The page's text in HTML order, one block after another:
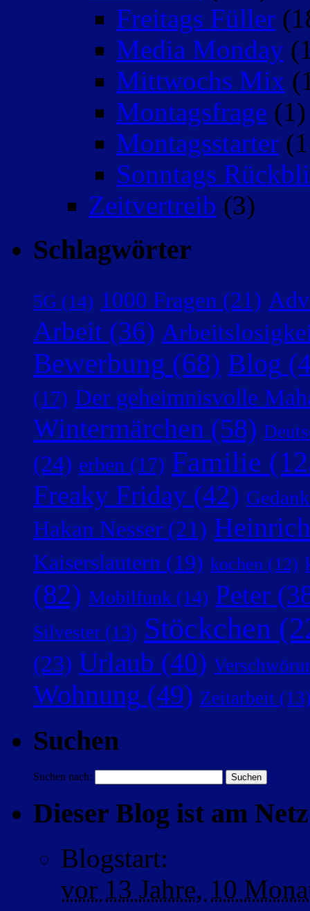
Freitags Füller
Media Monday
Mittwochs Mix
Montagsfrage (1)
Montagsstarter
Sonntags
Zeitvertreib (3)
Schlagwörter
5G (14) 1000 Fragen (21)
Arbeit (36)
Bewerbung (68) Blog
(17) Der geheimnisvolle
Wintermärchen (58)
(24) erben (17) Familie
Freaky Friday (42)
Hakan Nesser (21)
Kaiserslautern (19) kochen (12)
(82) Mobilfunk (14) Peter
Silvester (13) Stöckchen
(23) Urlaub (40)
Wohnung (49) Zeitarbeit
Suchen
Suchen nach:
Dieser Blog ist am
Blogstart:
vor 13 Jahre, 10